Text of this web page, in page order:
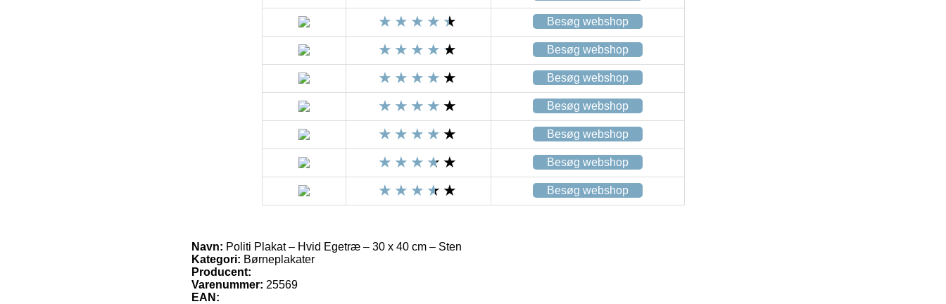
Besøg webshop
Besøg webshop
Besøg webshop
Besøg webshop
Besøg webshop
Besøg webshop
Besøg webshop
Navn: Politi Plakat – Hvid Egetræ – 30 x 40 cm – Sten
Kategori: Børneplakater
Producent:
Varenummer: 25569
EAN: